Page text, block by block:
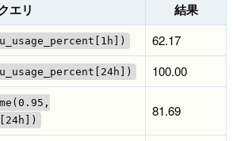
エリ 結果
62.17
100.00
81.69